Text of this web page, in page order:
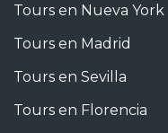
Tours en Nueva York
Tours en Madrid
Tours en Sevilla
Tours en Florencia